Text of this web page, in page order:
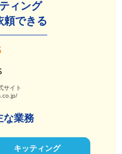
ィング
頼できる
サイト
な業務
キッティング